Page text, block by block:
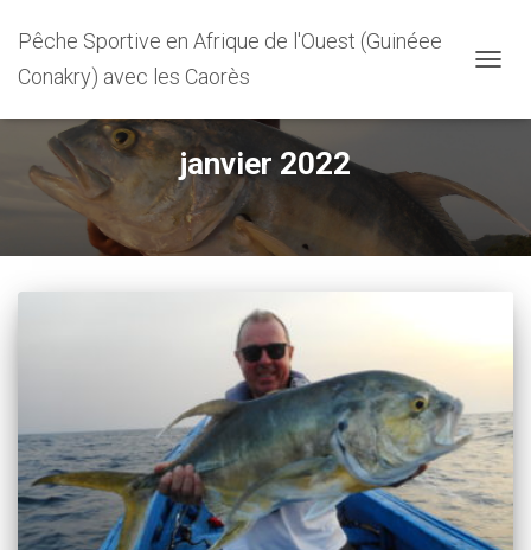
Pêche Sportive en Afrique de l'Ouest (Guinéee
Conakry) avec les Caorès
janvier 2022